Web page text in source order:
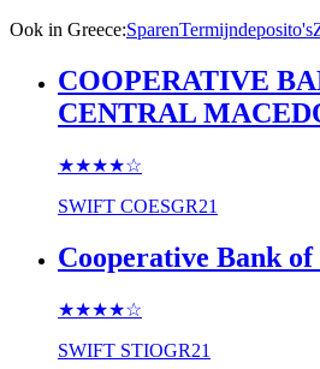
Ook in Greece:SparenTermijndeposito's
COOPERATIVE
CENTRAL
★★★★☆
SWIFT COESGR21
Cooperative Bank
★★★★☆
SWIFT STIOGR21